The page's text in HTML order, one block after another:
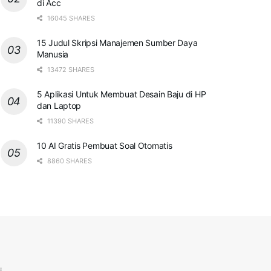
di Acc
16045 SHARES
15 Judul Skripsi Manajemen Sumber Daya
Manusia
13472 SHARES
5 Aplikasi Untuk Membuat Desain Baju di HP
dan Laptop
11390 SHARES
10 AI Gratis Pembuat Soal Otomatis
8860 SHARES